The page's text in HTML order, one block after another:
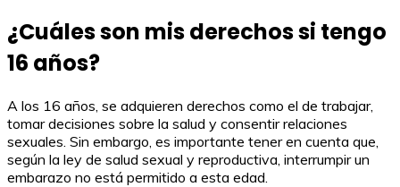
¿Cuáles son mis derechos si tengo
16 años?
A los 16 años, se adquieren derechos como el de trabajar,
tomar decisiones sobre la salud y consentir relaciones
sexuales. Sin embargo, es importante tener en cuenta que,
según la ley de salud sexual y reproductiva, interrumpir un
embarazo no está permitido a esta edad.